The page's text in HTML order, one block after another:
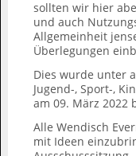
sollten wir hier
und auch
Allgemeinheit
Überlegungen
Dies wurde unter
Jugend-, Sport-,
am 09. März 2022
Alle Wendisch
mit Ideen